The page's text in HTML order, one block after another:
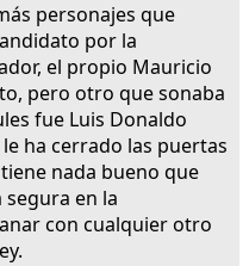
personajes que
por la
el propio Mauricio
pero otro que sonaba
fue Luis Donaldo
ha cerrado las puertas
nada bueno que
en la
con cualquier otro